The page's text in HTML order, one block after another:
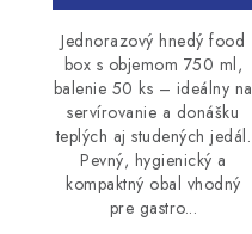
Jednorazový hnedý food
box s objemom 750 ml,
balenie 50 ks – ideálny na
servírovanie a donášku
teplých aj studených jedál.
Pevný, hygienický a
kompaktný obal vhodný
pre gastro...